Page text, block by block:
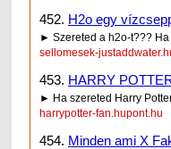
452. H2o egy
► Szereted a h2o-t???
sellomesek-
453. HARRY
► Ha szereted Harry
harrypotter-fan.hupont.hu
454. Minden ami X